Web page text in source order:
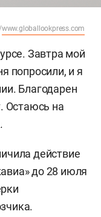
www.globallookpress.com
Завтра мой
попросили, и я
Благодарен
Остаюсь на
действие
до 28 июля